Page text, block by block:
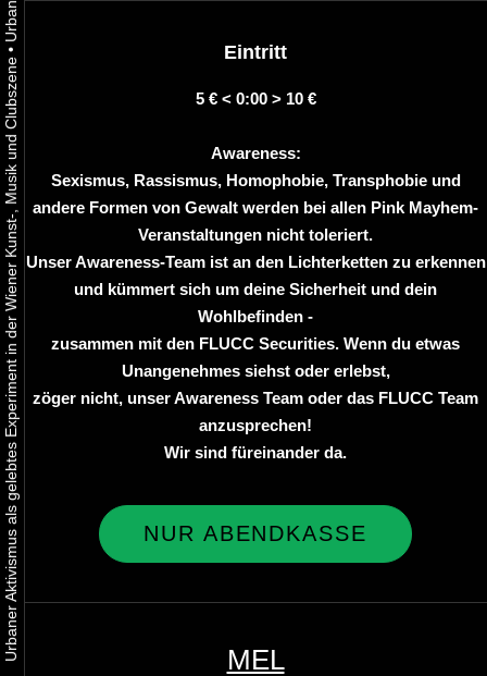
Urbaner Aktivismus als gelebtes Experiment in der Wiener Kunst-, Musik und Clubszene
• Eintritt
5 € < 0:00 > 10 €
Awareness:
Sexismus, Rassismus, Homophobie, Transphobie und
andere Formen von Gewalt werden bei allen Pink Mayhem-
Veranstaltungen nicht toleriert.
Unser Awareness-Team ist an den Lichterketten zu erkennen
und kümmert sich um deine Sicherheit und dein
Wohlbefinden -
zusammen mit den FLUCC Securities. Wenn du etwas
Unangenehmes siehst oder erlebst,
zöger nicht, unser Awareness Team oder das FLUCC Team
anzusprechen!
Wir sind füreinander da.
NUR ABENDKASSE
MEL